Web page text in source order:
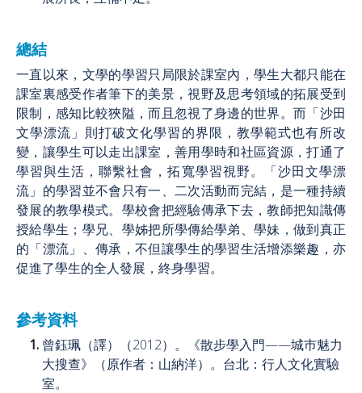
總結
一直以來，文學的學習只局限於課室內，學生大都只能在
課室裏感受作者筆下的美景，視野及思考領域的拓展受到
限制，感知比較狹隘，而且忽視了身邊的世界。而「沙田
文學漂流」則打破文化學習的界限，教學範式也有所改
變，讓學生可以走出課室，善用學時和社區資源，打通了
學習與生活，聯繫社會，拓寬學習視野。「沙田文學漂
流」的學習並不會只有一、二次活動而完結，是一種持續
發展的教學模式。學校會把經驗傳承下去，教師把知識傳
授給學生；學兄、學姊把所學傳給學弟、學妹，做到真正
的「漂流」、傳承，不但讓學生的學習生活增添樂趣，亦
促進了學生的全人發展，終身學習。
參考資料
曾鈺珮（譯）（2012）。《散步學入門——城巿魅力
大搜查》（原作者：山納洋）。台北：行人文化實驗
室。